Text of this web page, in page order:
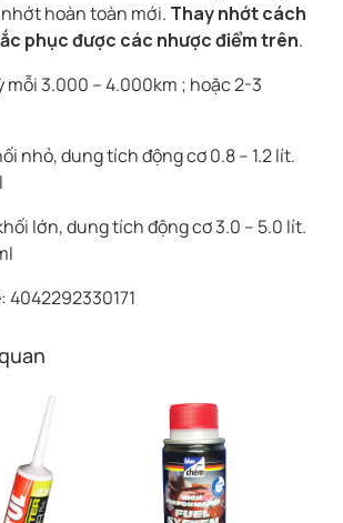
hoàn toàn mới. Thay nhớt cách
phục được các nhược điểm trên.
mỗi 3.000 – 4.000km ; hoặc 2-3
nhỏ, dung tích động cơ 0.8 – 1.2 lít.
lớn, dung tích động cơ 3.0 – 5.0 lít.
4042292330171